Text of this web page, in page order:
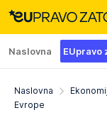
Naslovna EUpravo
Naslovna
Evrope